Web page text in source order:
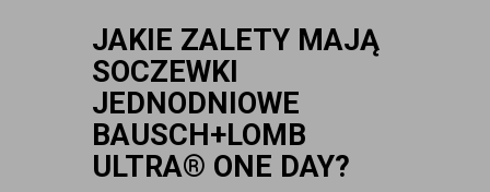
JAKIE ZALETY MAJĄ
SOCZEWKI
JEDNODNIOWE
BAUSCH+LOMB
ULTRA® ONE DAY?